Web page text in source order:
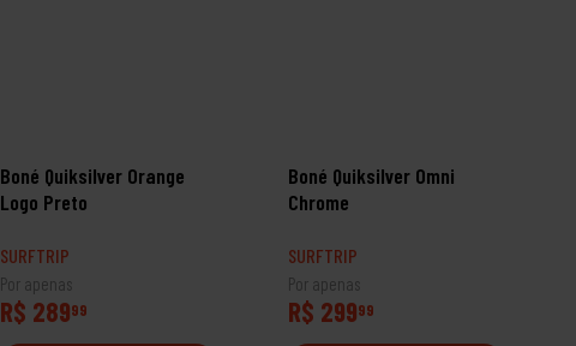
Boné Quiksilver Orange
Logo Preto
SURFTRIP
Por apenas
R$ 28999
Boné Quiksilver Omni
Chrome
SURFTRIP
Por apenas
R$ 29999